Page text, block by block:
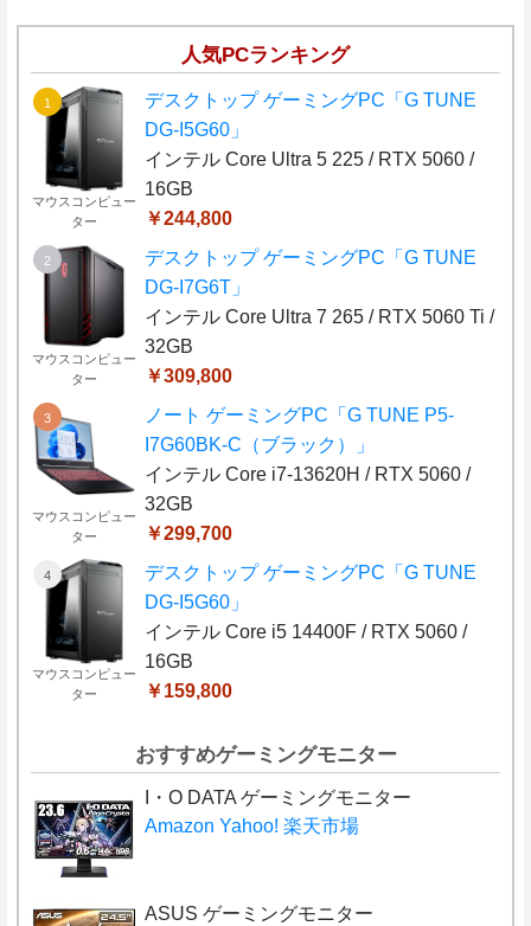
人気PCランキング
マウスコンピュー
ター
デスクトップ ゲーミングPC「G TUNE
DG-I5G60」
インテル Core Ultra 5 225 / RTX 5060 /
16GB
￥244,800
マウスコンピュー
ター
デスクトップ ゲーミングPC「G TUNE
DG-I7G6T」
インテル Core Ultra 7 265 / RTX 5060 Ti /
32GB
￥309,800
マウスコンピュー
ター
ノート ゲーミングPC「G TUNE P5-
I7G60BK-C（ブラック）」
インテル Core i7-13620H / RTX 5060 /
32GB
￥299,700
マウスコンピュー
ター
デスクトップ ゲーミングPC「G TUNE
DG-I5G60」
インテル Core i5 14400F / RTX 5060 /
16GB
￥159,800
おすすめゲーミングモニター
I・O DATA ゲーミングモニター
Amazon Yahoo! 楽天市場
ASUS ゲーミングモニター